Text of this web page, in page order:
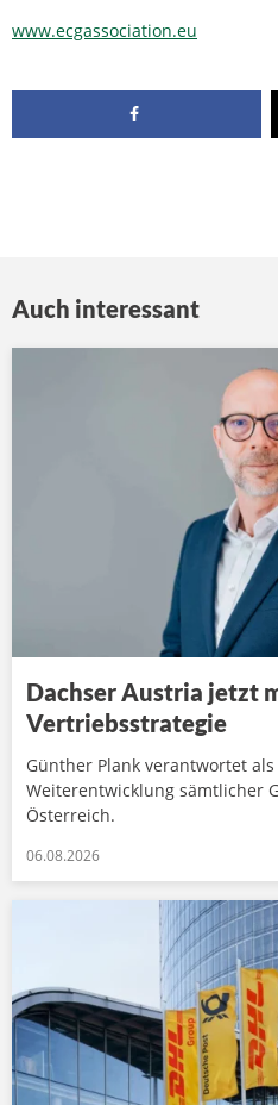
www.ecgassociation.eu
Auch interessant
Dachser Austria jetzt
Vertriebsstrategie
Günther Plank verantwortet
Weiterentwicklung sämtlicher
Österreich.
06.08.2026